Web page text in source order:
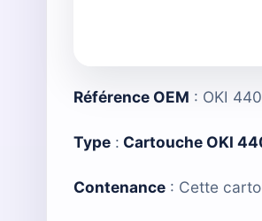
Référence OEM : OKI
Type : Cartouche OKI
Contenance : Cette